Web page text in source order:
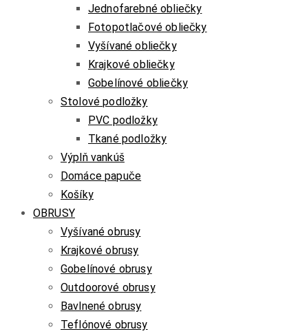
Jednofarebné obliečky
Fotopotlačové obliečky
Vyšívané obliečky
Krajkové obliečky
Gobelínové obliečky
Stolové podložky
PVC podložky
Tkané podložky
Výplň vankúš
Domáce papuče
Košíky
OBRUSY
Vyšívané obrusy
Krajkové obrusy
Gobelínové obrusy
Outdoorové obrusy
Bavlnené obrusy
Teflónové obrusy